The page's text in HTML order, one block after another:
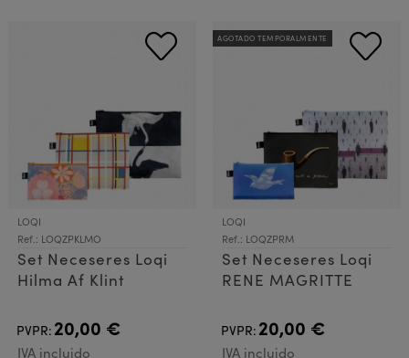
LOQI
Ref.: LOQZPKLMO
Set Neceseres Loqi
Hilma Af Klint
PVPR: 20,00 €
IVA incluido
AGOTADO TEMPORALMENTE
LOQI
Ref.: LOQZPRM
Set Neceseres Loqi
RENE MAGRITTE
PVPR: 20,00 €
IVA incluido